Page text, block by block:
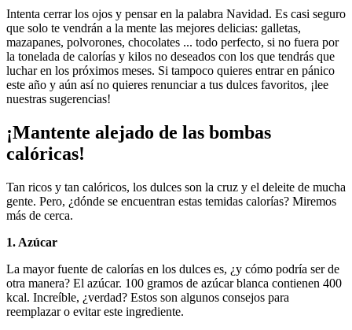
Intenta cerrar los ojos y pensar en la palabra Navidad. Es casi seguro
que solo te vendrán a la mente las mejores delicias: galletas,
mazapanes, polvorones, chocolates ... todo perfecto, si no fuera por
la tonelada de calorías y kilos no deseados con los que tendrás que
luchar en los próximos meses. Si tampoco quieres entrar en pánico
este año y aún así no quieres renunciar a tus dulces favoritos, ¡lee
nuestras sugerencias!
¡Mantente alejado de las bombas
calóricas!
Tan ricos y tan calóricos, los dulces son la cruz y el deleite de mucha
gente. Pero, ¿dónde se encuentran estas temidas calorías? Miremos
más de cerca.
1. Azúcar
La mayor fuente de calorías en los dulces es, ¿y cómo podría ser de
otra manera? El azúcar. 100 gramos de azúcar blanca contienen 400
kcal. Increíble, ¿verdad? Estos son algunos consejos para
reemplazar o evitar este ingrediente.